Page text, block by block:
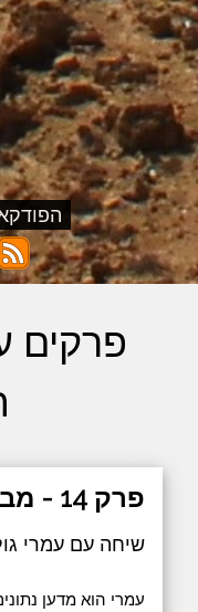
פרקים
פרק 14 - מבוסס נתונים
שיחה עם עמרי